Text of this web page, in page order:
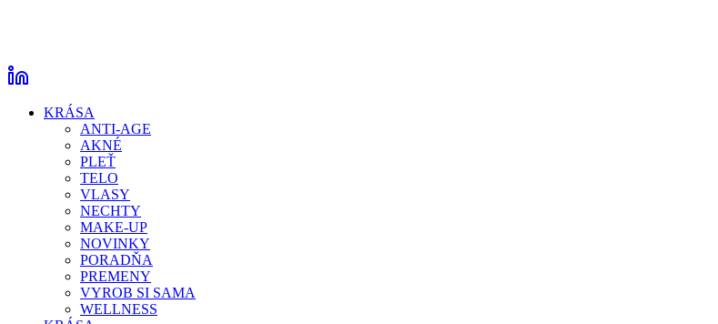
KRÁSA
ANTI-AGE
AKNÉ
PLEŤ
TELO
VLASY
NECHTY
MAKE-UP
NOVINKY
PORADŇA
PREMENY
VYROB SI SAMA
WELLNESS